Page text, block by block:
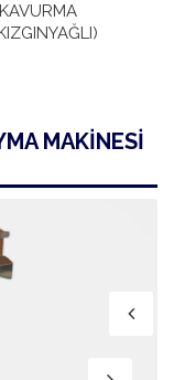
MAKİNESİ